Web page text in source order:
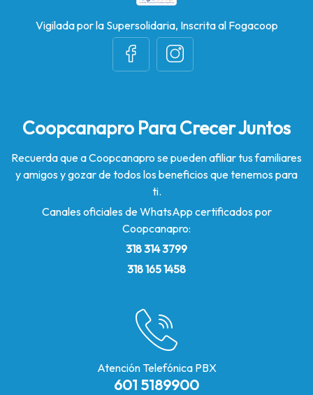
Vigilada por la Supersolidaria, Inscrita al Fogacoop
Coopcanapro Para Crecer Juntos
Recuerda que a Coopcanapro se pueden afiliar tus familiares
y amigos y gozar de todos los beneficios que tenemos para
ti.
Canales oficiales de WhatsApp certificados por
Coopcanapro:
318 314 3799
318 165 1458
Atención Telefónica PBX
601 5189900